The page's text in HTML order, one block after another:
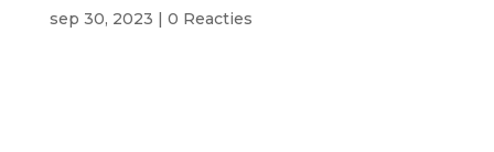
sep 30, 2023 | 0 Reacties